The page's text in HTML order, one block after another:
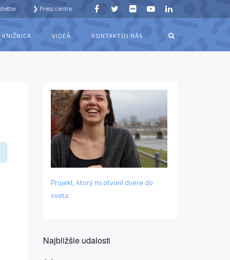
❯ Press centre
KNIŽNICA VIDEÁ KONTAKTUJ NÁS
Projekt, ktorý mi otvoril dvere do
sveta
Najbližšie udalosti